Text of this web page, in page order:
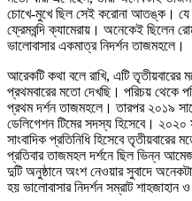
চোখে-মুখে ছিল সেই করোনা আতঙ্ক। যে
ফ্রেমবন্দি ক্যামেরায়। অনেকেই ছিলেন
ভালোবাসার একমাত্র নিদর্শন তাজমহলে।
আরেকটি কথা বলে রাখি, এটি
প্রথমবারের মতো দেখছি। পরিচয় থেকে
প্রথম দর্শন তাজমহলে। তারপর ২০১৯
ডেলিগেশন টিমের সদস্য হিসেবে। ২০২০
সাংবাদিক প্রতিনিধি হিসেবে
প্রতিবার তাজমহল দর্শনে ছিল ভিন্ন
দুটি অনুষ্ঠানে অংশ নেওয়ার সুবাদে
হয় ভালোবাসার নিদর্শন সম্রাট শাহজাহান